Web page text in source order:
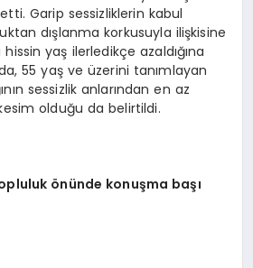
Garip sessizliklerin kabul
dışlanma korkusuyla ilişkisine
yaş ilerledikçe azaldığına
55 yaş ve üzerini tanımlayan
sessizlik anlarından en az
olduğu da belirtildi.
önünde konuşma başı